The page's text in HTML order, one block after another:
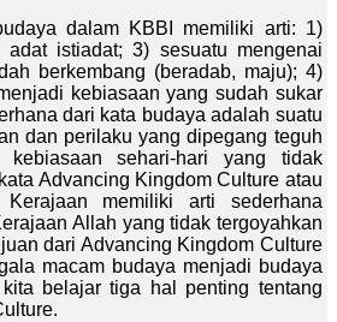
dalam KBBI memiliki arti: 1)
istiadat; 3) sesuatu mengenai
berkembang (beradab, maju); 4)
kebiasaan yang sudah sukar
dari kata budaya adalah suatu
dan perilaku yang dipegang teguh
sehari-hari yang tidak
Advancing Kingdom Culture atau
Kerajaan memiliki arti sederhana
Allah yang tidak tergoyahkan
dari Advancing Kingdom Culture
macam budaya menjadi budaya
belajar tiga hal penting tentang